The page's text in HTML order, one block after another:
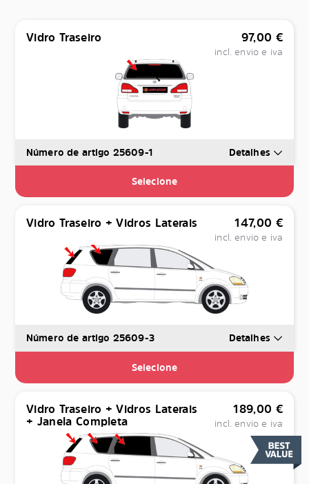
Vidro Traseiro 97,00 €
incl. envio e iva
Número de artigo 25609-1 Detalhes
Selecione
Vidro Traseiro + Vidros Laterais 147,00 €
incl. envio e iva
Número de artigo 25609-3 Detalhes
Selecione
Vidro Traseiro + Vidros Laterais
+ Janela Completa
189,00 €
incl. envio e iva